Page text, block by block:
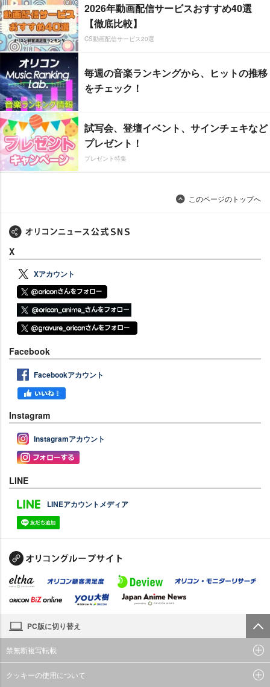
2026年動画配信サービスおすすめ40選
【徹底比較】
CS動画配信サービス20選
毎週の音楽ランキングから、ヒットの推移
をチェック！
試写会、登壇イベント、サインチェキなど
プレゼント！
プレゼント特集
このページのトップへ
X
Xアカウント
Facebook
Facebookアカウント
Instagram
Instagramアカウント
LINE
LINEアカウントメディア
PC版に切り替え
禁無断複写転載
クッキーの使用について